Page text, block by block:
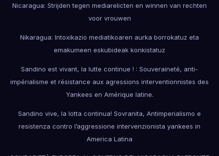
Nicaragua: Strijden tegen mediarelicten en winnen van rechten
voor vrouwen
Nikaragua: Intoxikazio mediatikoaren aurka borrokatuz eta
emakumeen eskubideak konkistatuz
Sandino est vivant, la lutte continue ! : Souveraineté, anti-
impérialisme et résistance aux agressions interventionnistes des
Yankees en Amérique latine.
Sandino vive, la lotta continua! Sovranita, Antimperialismo e
resistenza contro l’aggressione intervenzionista yankees in
America Latina